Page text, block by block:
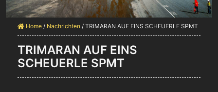
Home / Nachrichten / TRIMARAN AUF EINS SCHEUERLE SPMT
TRIMARAN AUF EINS
SCHEUERLE SPMT